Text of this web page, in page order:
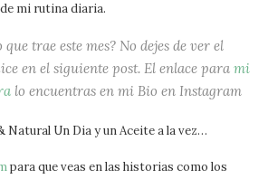
mi rutina diaria.
trae este mes? No dejes de ver el
en el siguiente post. El enlace para mi
lo encuentras en mi Bio en Instagram
Natural Un Dia y un Aceite a la vez…
para que veas en las historias como los